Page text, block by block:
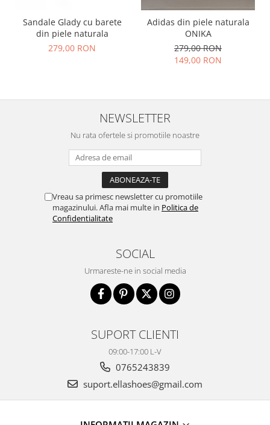
Sandale Glady cu barete
din piele naturala
279,00 RON
Adidas din piele naturala
ONIKA
279,00 RON
149,00 RON
NEWSLETTER
Nu rata ofertele si promotiile noastre
Vreau sa primesc newsletter cu promotiile
magazinului. Afla mai multe in Politica de
Confidentialitate
SOCIAL
Urmareste-ne in social media
SUPORT CLIENTI
09:00-17:00 L-V
0765243839
suport.ellashoes@gmail.com